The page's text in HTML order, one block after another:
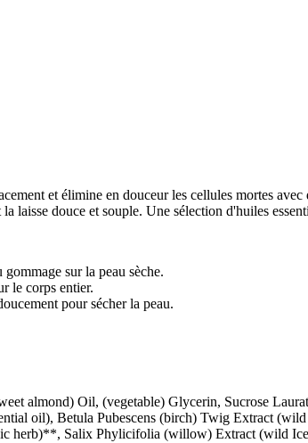
et élimine en douceur les cellules mortes
laisse douce et souple. Une sélection d'huiles
sur la peau sèche.
le corps entier.
pour sécher la peau.
almond) Oil, (vegetable) Glycerin, Sucrose
oil), Betula Pubescens (birch) Twig Extract
herb)**, Salix Phylicifolia (willow) Extract (wild